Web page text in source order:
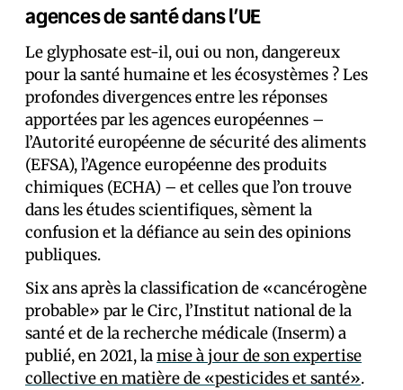
agences de santé dans l’UE
Le glyphosate est-il, oui ou non, dangereux
pour la santé humaine et les écosystèmes ? Les
profondes divergences entre les réponses
apportées par les agences européennes –
l’Autorité européenne de sécurité des aliments
(EFSA), l’Agence européenne des produits
chimiques (ECHA) – et celles que l’on trouve
dans les études scientifiques, sèment la
confusion et la défiance au sein des opinions
publiques.
Six ans après la classification de «cancérogène
probable» par le Circ, l’Institut national de la
santé et de la recherche médicale (Inserm) a
publié, en 2021, lamise à jour de son expertise
collective en matière de «pesticides et santé».